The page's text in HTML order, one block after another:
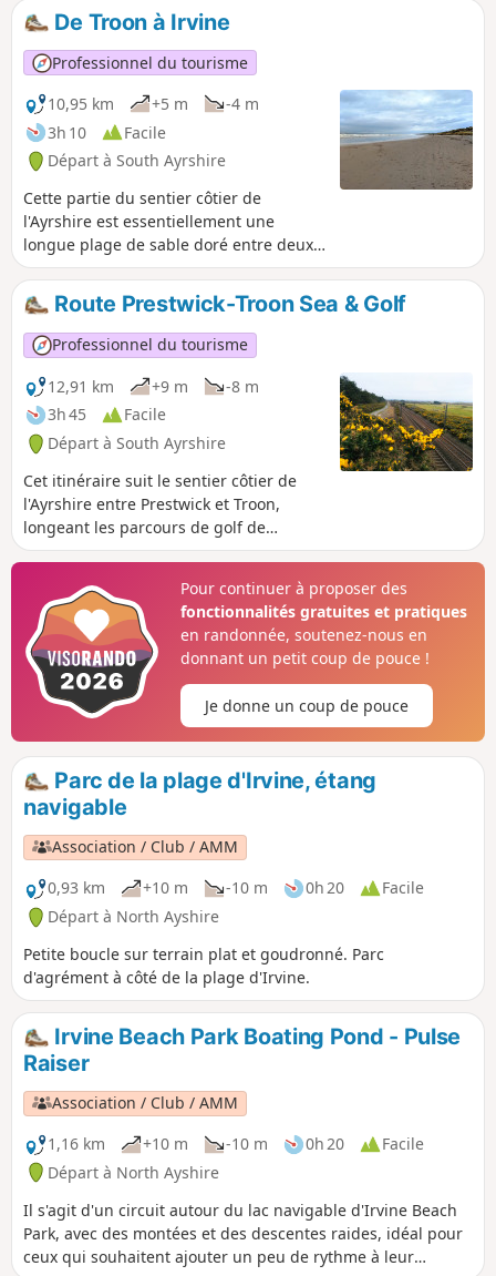
De Troon à Irvine
Professionnel du tourisme
10,95 km
+5 m
-4 m
3h 10
Facile
Départ à South Ayrshire
Cette partie du sentier côtier de
l'Ayrshire est essentiellement une
longue plage de sable doré entre deux
villes côtières animées. Profitez-en pour
jeter un œil aux maisons en bord de
mer à Barassie et cherchez le dragon de
pierre au sommet des dunes de sable
de la plage d'Irvine ! Par temps clair,
vous pouvez voir l'île d'Arran de l'autre
côté du Firth of Clyde.
Route Prestwick-Troon Sea & Golf
Professionnel du tourisme
12,91 km
+9 m
-8 m
3h 45
Facile
Départ à South Ayrshire
Cet itinéraire suit le sentier côtier de
l'Ayrshire entre Prestwick et Troon,
longeant les parcours de golf de
Prestwick et Royal Troon. Le retour
piste cyclable NCN7, puis le Smuggler's
Trail qui traverse le parcours de golf
Royal Troon. Profitez de la vue
imprenable sur le Firth of Clyde !
Pour continuer à proposer des
fonctionnalités gratuites et pratiques
en randonnée, soutenez-nous en
donnant un petit coup de pouce !
Je donne un coup de pouce
Parc de la plage d'Irvine, étang
navigable
Association / Club / AMM
0,93 km
+10 m -10 m 0h 20
Facile
Départ à North Ayshire
Petite boucle sur terrain plat et goudronné. Parc
d'agrément à côté de la plage d'Irvine.
Irvine Beach Park Boating Pond - Pulse
Raiser
Association / Club / AMM
1,16 km
+10 m -10 m 0h 20
Facile
Départ à North Ayshire
Il s'agit d'un circuit autour du lac navigable d'Irvine Beach
Park, avec des montées et des descentes raides, idéal pour
ceux qui souhaitent ajouter un peu de rythme à leur